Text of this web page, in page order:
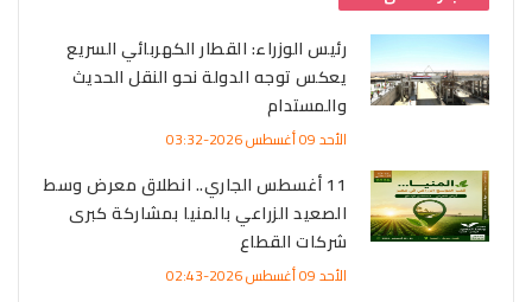
رئيس الوزراء: القطار الكهربائي السريع
يعكس توجه الدولة نحو النقل الحديث
والمستدام
الأحد 09 أغسطس 2026-03:32
11 أغسطس الجاري.. انطلاق معرض وسط
الصعيد الزراعي بالمنيا بمشاركة كبرى
شركات القطاع
الأحد 09 أغسطس 2026-02:43